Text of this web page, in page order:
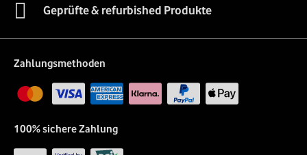
Geprüfte & refurbished Produkte
Zahlungsmethoden
100% sichere Zahlung